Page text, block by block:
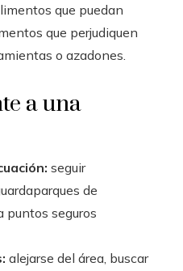
que puedan
que perjudiquen
o azadones.
a una
seguir
de
puntos seguros
alejarse del área, buscar